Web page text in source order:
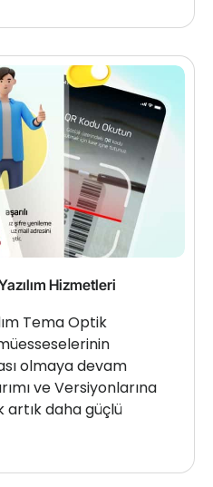
Hizmetleri
Tema Optik
olmaya devam
ve Versiyonlarına
daha güçlü